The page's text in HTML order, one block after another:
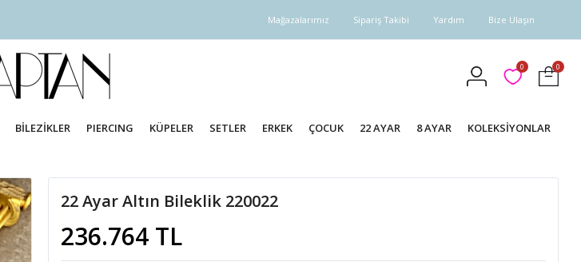
Mağazalarımız Sipariş Takibi Yardım Bize Ulaşın
0 0
BİLEZİKLER PIERCING KÜPELER SETLER ERKEK ÇOCUK 22 AYAR 8 AYAR KOLEKSİYONLAR
22 Ayar Altın Bileklik 220022
236.764 TL